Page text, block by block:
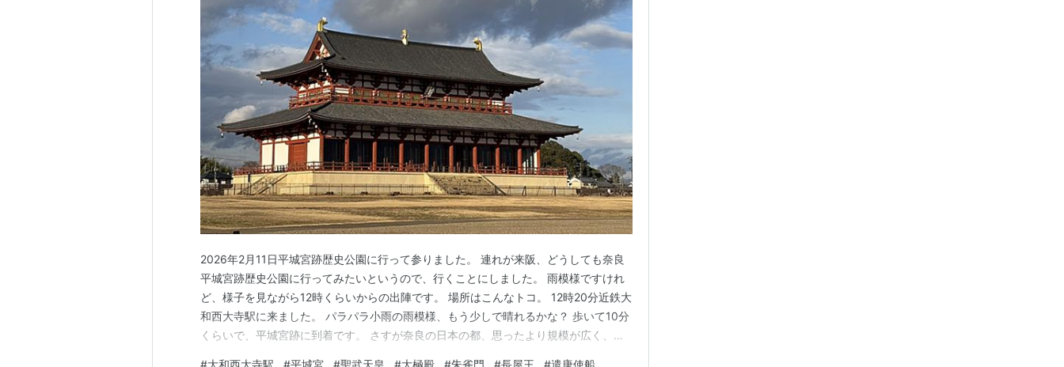
2026年2月11日平城宮跡歴史公園に行って参りました。 連れが来阪、どうしても奈良
平城宮跡歴史公園に行ってみたいというので、行くことにしました。 雨模様ですけれ
ど、様子を見ながら12時くらいからの出陣です。 場所はこんなトコ。 12時20分近鉄大
和西大寺駅に来ました。 パラパラ小雨の雨模様、もう少しで晴れるかな？ 歩いて10分
くらいで、平城宮跡に到着です。 さすが奈良の日本の都、思ったより規模が広く、遠
#大和西大寺駅 #平城宮 #聖武天皇 #大極殿 #朱雀門 #長屋王 #遣唐使船